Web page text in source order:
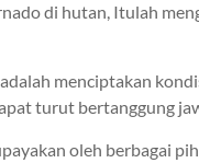
di hutan, Itulah
menciptakan
turut bertanggung
oleh berbagai